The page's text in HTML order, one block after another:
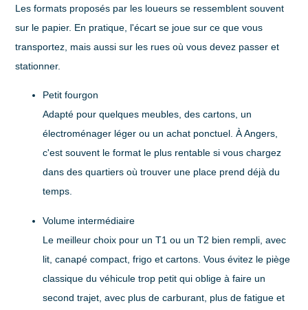
Les formats proposés par les loueurs se ressemblent souvent
sur le papier. En pratique, l'écart se joue sur ce que vous
transportez, mais aussi sur les rues où vous devez passer et
stationner.
Petit fourgon
Adapté pour quelques meubles, des cartons, un
électroménager léger ou un achat ponctuel. À Angers,
c'est souvent le format le plus rentable si vous chargez
dans des quartiers où trouver une place prend déjà du
temps.
Volume intermédiaire
Le meilleur choix pour un T1 ou un T2 bien rempli, avec
lit, canapé compact, frigo et cartons. Vous évitez le piège
classique du véhicule trop petit qui oblige à faire un
second trajet, avec plus de carburant, plus de fatigue et